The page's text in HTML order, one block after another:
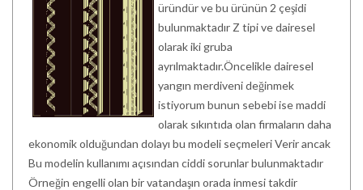
üründür ve bu ürünün 2 çeşidi
bulunmaktadır Z tipi ve dairesel
olarak iki gruba
ayrılmaktadır.Öncelikle dairesel
yangın merdiveni değinmek
istiyorum bunun sebebi ise maddi
olarak sıkıntıda olan firmaların daha
ekonomik olduğundan dolayı bu modeli seçmeleri Verir ancak
Bu modelin kullanımı açısından ciddi sorunlar bulunmaktadır
Örneğin engelli olan bir vatandaşın orada inmesi takdir